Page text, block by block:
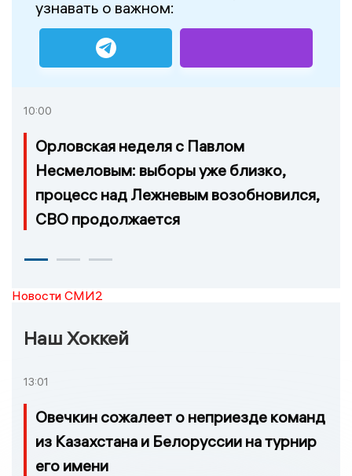
узнавать о важном:
10:00
Орловская неделя с Павлом
Несмеловым: выборы уже близко,
процесс над Лежневым возобновился,
СВО продолжается
Новости СМИ2
Наш Хоккей
13:01
Овечкин сожалеет о неприезде команд
из Казахстана и Белоруссии на турнир
его имени